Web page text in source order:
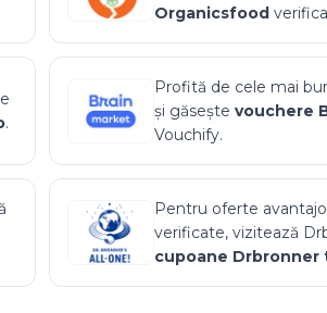
Organicsfood
.
Profită de cele mai
și găsește vouchere
Vouchify.
Pentru oferte
verificate, vizitează
cupoane Drbronner